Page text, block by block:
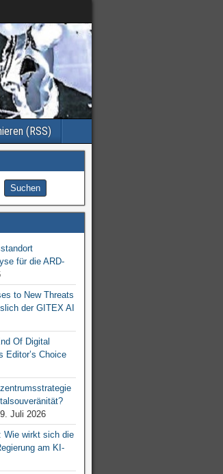
(RSS)
für die ARD-
to New Threats
der GITEX AI
Of Digital
Editor’s Choice
9. Juli 2026
Wie wirkt sich die
am KI-